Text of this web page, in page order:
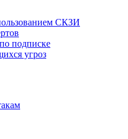
СКЗИ
подписке
угроз